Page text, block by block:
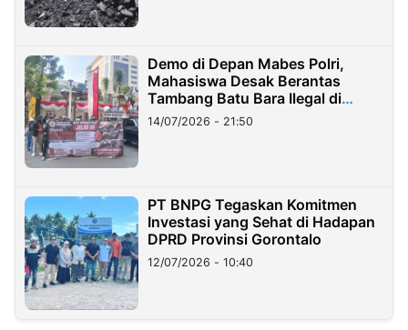
Demo di Depan Mabes Polri,
Mahasiswa Desak Berantas
Tambang Batu Bara Ilegal di
Lampung
14/07/2026 - 21:50
PT BNPG Tegaskan Komitmen
Investasi yang Sehat di Hadapan
DPRD Provinsi Gorontalo
12/07/2026 - 10:40